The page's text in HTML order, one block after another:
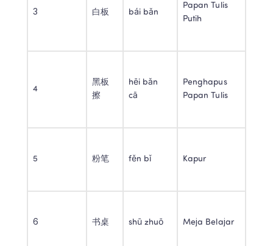
3 白板 bái bǎn
Papan Tulis
Putih
4
黑板
擦
hēi bǎn
cā
Penghapus
Papan Tulis
5 粉笔 fěn bǐ Kapur
6 书桌 shū zhuō Meja Belajar